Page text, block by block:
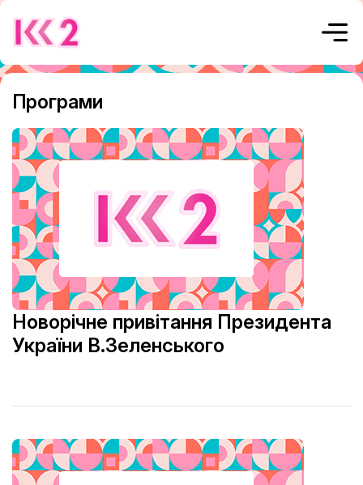
Програми
Новорічне привітання Президента
України В.Зеленського